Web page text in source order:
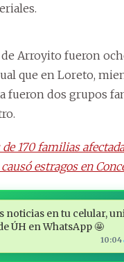
Arroyito fueron
que en Loreto,
fueron dos grupos
de 170 familias
estragos en
noticias en tu celular,
ÚH en WhatsApp 🤩
10:04